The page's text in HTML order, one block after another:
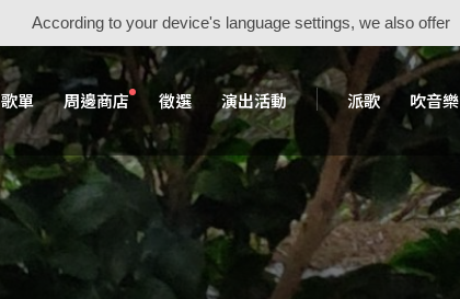
According to your device's language settings, we also offer
歌單 周邊商店 徵選 演出活動 派歌 吹音樂